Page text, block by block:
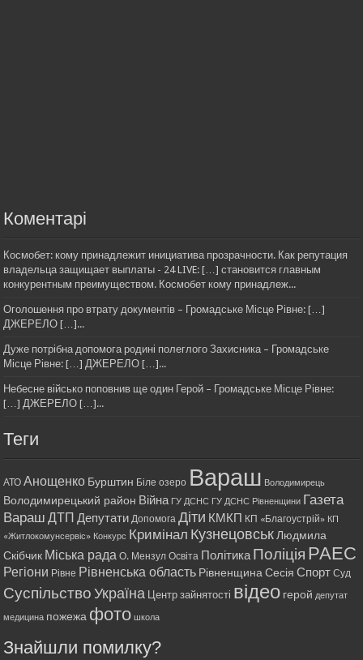
Коментарі
Космобет: кому принадлежит инициатива прозрачности. Как репутация
владельца защищает выплаты - 24 LIVE: […] становится главным
конкурентным преимуществом. Космобет кому принадлеж...
Оголошення про втрату документів – Громадське Місце Рівне: […]
ДЖЕРЕЛО […]...
Дуже потрібна допомога родині полеглого Захисника – Громадське
Місце Рівне: […] ДЖЕРЕЛО […]...
Небесне військо поповнив ще один Герой – Громадське Місце Рівне:
[…] ДЖЕРЕЛО […]...
Теги
АТО Анощенко Бурштин Біле озеро Вараш Володимирець
Володимирецький район Війна ГУ ДСНС ГУ ДСНС Рівненщини Газета
Вараш ДТП Депутати Допомога Діти КМКП КП «Благоустрій» КП
«Житлокомунсервіс» Конкурс Кримінал Кузнецовськ Людмила
Скібчик Міська рада О. Мензул Освіта ПолітикаПоліція РАЕС
Регіони Рівне Рівненська область Рівненщина Сесія Спорт Суд
Суспільство Україна Центр зайнятості відео герой депутат
медицина пожежа фото школа
Знайшли помилку?